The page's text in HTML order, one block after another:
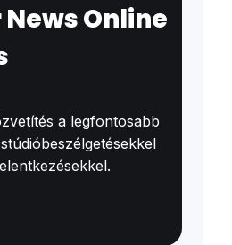
Online
a legfontosabb